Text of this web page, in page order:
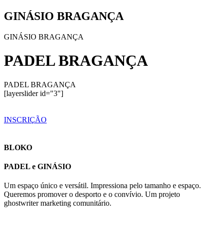
GINÁSIO BRAGANÇA
GINÁSIO BRAGANÇA
PADEL BRAGANÇA
PADEL BRAGANÇA
[layerslider id="3"]
INSCRIÇÃO
BLOKO
PADEL e GINÁSIO
Um espaço único e versátil. Impressiona pelo tamanho e espaço.
Queremos promover o desporto e o convívio. Um projeto
ghostwriter marketing comunitário.